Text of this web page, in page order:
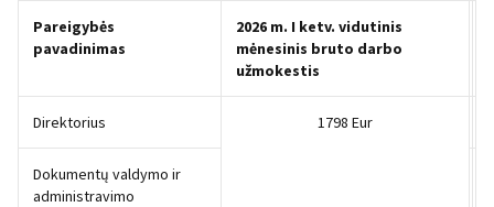
Pareigybės
pavadinimas
2026 m. I ketv. vidutinis
mėnesinis bruto darbo
užmokestis
Direktorius 1798 Eur
Dokumentų valdymo ir
administravimo